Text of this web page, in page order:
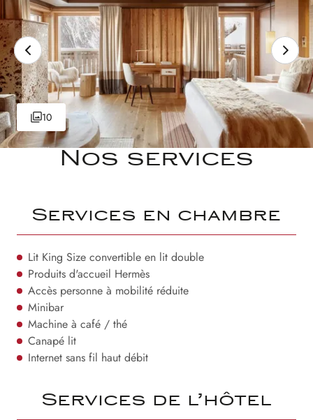
10
Nos services
Services en chambre
Lit King Size convertible en lit double
Produits d'accueil Hermès
Accès personne à mobilité réduite
Minibar
Machine à café / thé
Canapé lit
Internet sans fil haut débit
Services de l’hôtel